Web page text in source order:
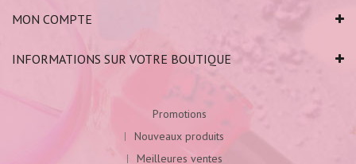
MON COMPTE
INFORMATIONS SUR VOTRE BOUTIQUE
Promotions
Nouveaux produits
Meilleures ventes